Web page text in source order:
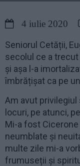
4 iulie 2020
Seniorul Cetății,
secolul ce a
și așa l-a
îmbrățișat ca pe
Am avut
locuri, pe atunci,
Mi-a fost
neumblate și
multe zile mi-a
frumuseții și